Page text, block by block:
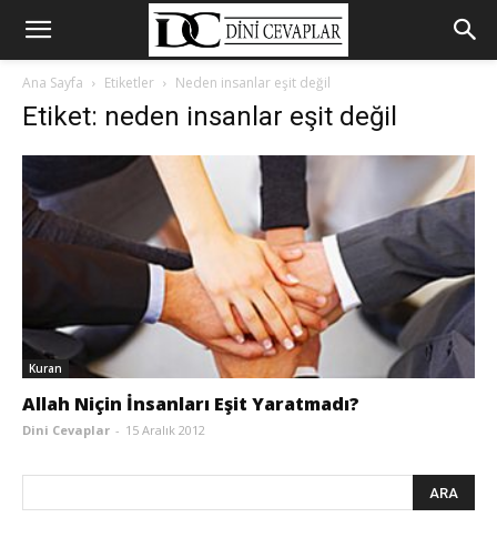
Ana Sayfa Etiketler Neden insanlar eşit değil
Etiket: neden insanlar eşit değil
Kuran
Allah Niçin İnsanları Eşit Yaratmadı?
Dini Cevaplar - 15 Aralık 2012